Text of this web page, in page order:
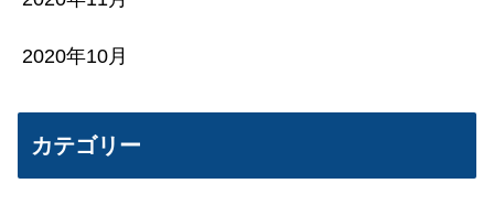
2020年10月
カテゴリー